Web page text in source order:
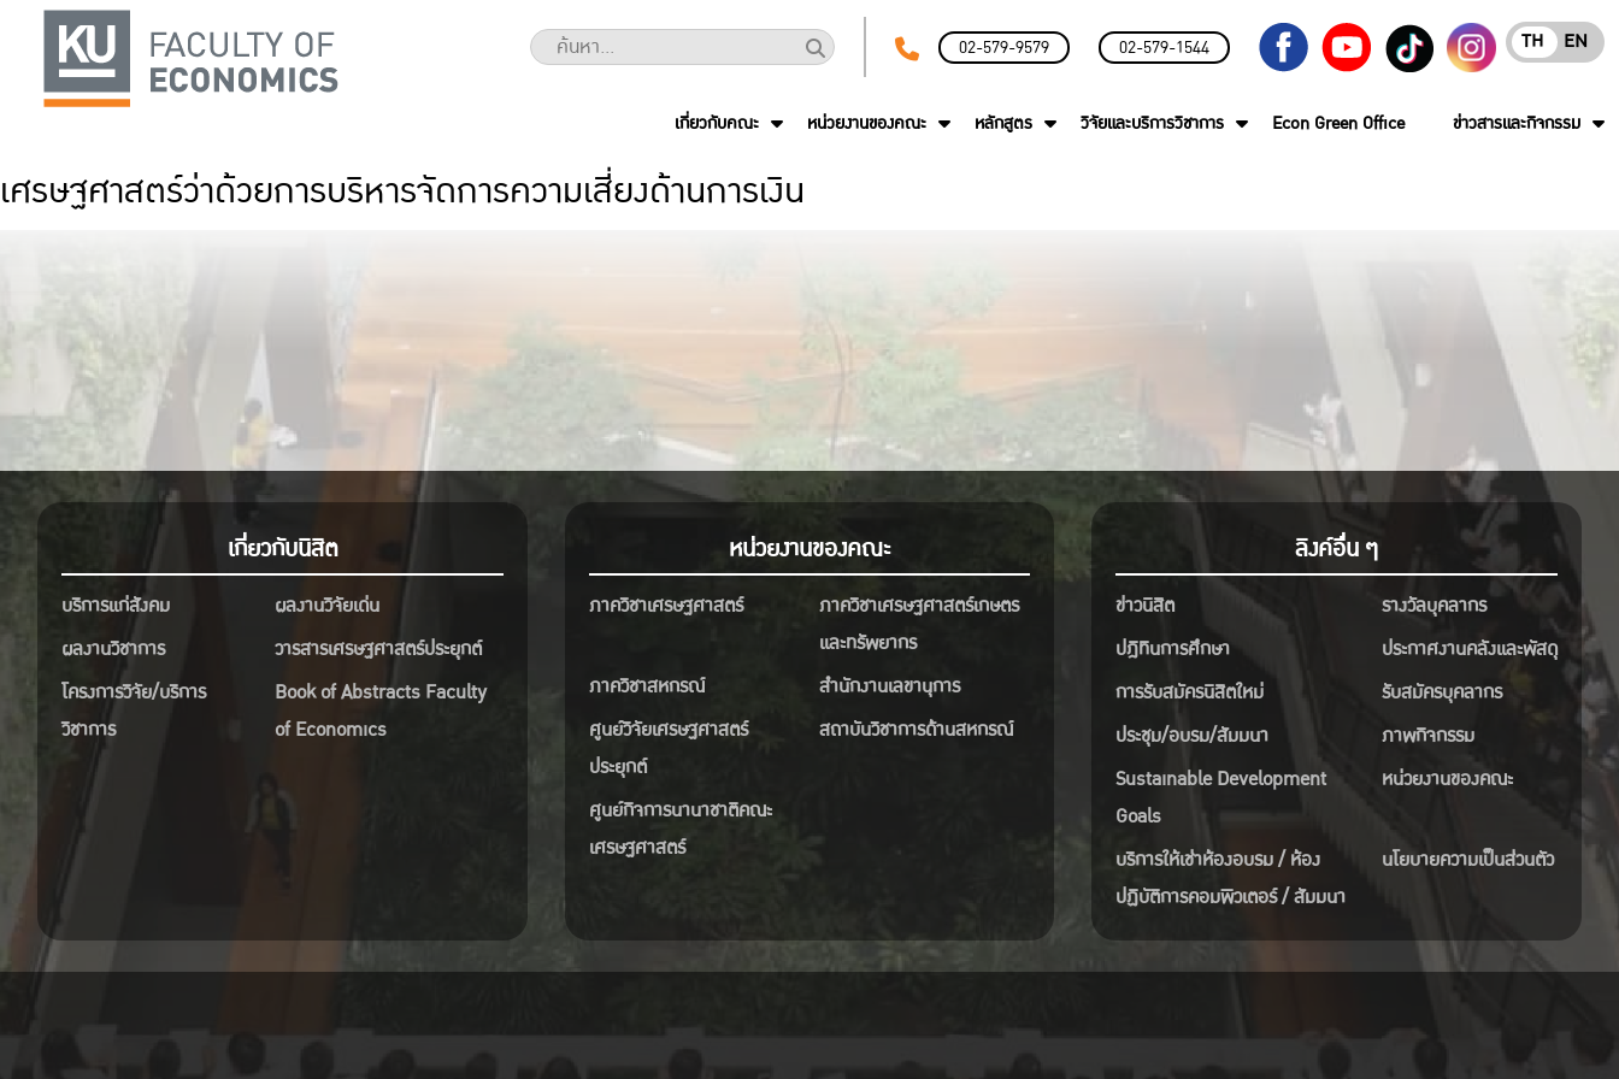
02-579-9579 02-579-1544 EN
TH
เกี่ยวกับคณะ หน่วยงานของคณะ หลักสูตร วิจัยและบริการวิชาการ Econ Green Office ข่าวสารและกิจกรรม
เศรษฐศาสตร์ว่าด้วยการบริหารจัดการความเสี่ยงด้านการเงิน
เกี่ยวกับนิสิต
บริการแก่สังคม
ผลงานวิจัยเด่น
ผลงานวิชาการ
วารสารเศรษฐศาสตร์ประยุกต์
โครงการวิจัย/บริการ
วิชาการ
Book of Abstracts Faculty
of Economics
หน่วยงานของคณะ
ภาควิชาเศรษฐศาสตร์
ภาควิชาเศรษฐศาสตร์เกษตร
และทรัพยากร
ภาควิชาสหกรณ์
สำนักงานเลขานุการ
ศูนย์วิจัยเศรษฐศาสตร์
ประยุกต์
สถาบันวิชาการด้านสหกรณ์
ศูนย์กิจการนานาชาติคณะ
เศรษฐศาสตร์
ลิงค์อื่น ๆ
ข่าวนิสิต
รางวัลบุคลากร
ปฎิทินการศึกษา
ประกาศงานคลังและพัสดุ
การรับสมัครนิสิตใหม่
รับสมัครบุคลากร
ประชุม/อบรม/สัมมนา
ภาพกิจกรรม
Sustainable Development
Goals
หน่วยงานของคณะ
บริการให้เช่าห้องอบรม / ห้อง
ปฏิบัติการคอมพิวเตอร์ / สัมมนา
นโยบายความเป็นส่วนตัว